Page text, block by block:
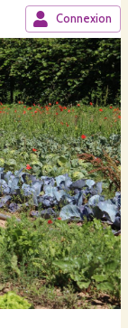
Connexion